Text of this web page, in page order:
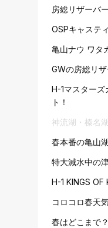
房総リザーバ
OSPキャステ
亀山ナウ ワタ
GWの房総リ
H-1マスター
ト！
神流湖・榛名
春本番の亀山
特大減水中の
H-1 KINGS OF
コロコロ春天
春はどこまで